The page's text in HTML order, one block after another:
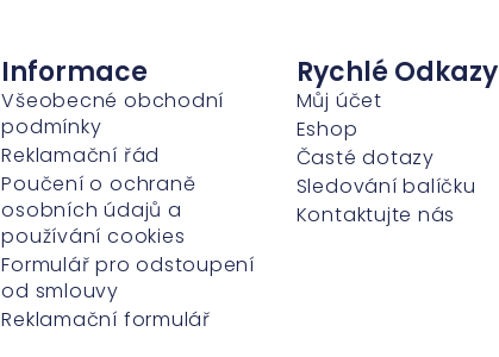
Informace
Všeobecné obchodní
podmínky
Reklamační řád
Poučení o ochraně
osobních údajů a
používání cookies
Formulář pro odstoupení
od smlouvy
Reklamační formulář
Rychlé Odkazy
Můj účet
Eshop
Časté dotazy
Sledování balíčku
Kontaktujte nás